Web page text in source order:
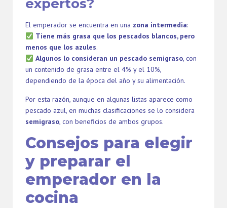
expertos?
El emperador se encuentra en una zona intermedia:
Tiene más grasa que los pescados blancos, pero
menos que los azules.
Algunos lo consideran un pescado semigraso, con
un contenido de grasa entre el 4% y el 10%,
dependiendo de la época del año y su alimentación.
Por esta razón, aunque en algunas listas aparece como
pescado azul, en muchas clasificaciones se lo considera
semigraso, con beneficios de ambos grupos.
Consejos para elegir
y preparar el
emperador en la
cocina